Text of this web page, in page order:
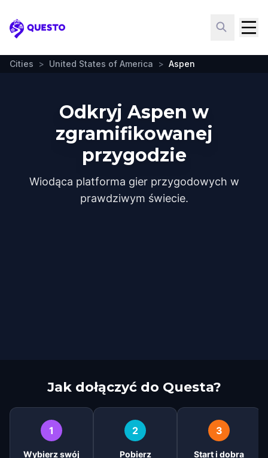
Questo
Cities > United States of America > Aspen
Odkryj Aspen w
zgramifikowanej
przygodzie
Wiodąca platforma gier przygodowych w
prawdziwym świecie.
Jak dołączyć do Questa?
1
Wybierz swój
2
Pobierz
3
Start i dobra